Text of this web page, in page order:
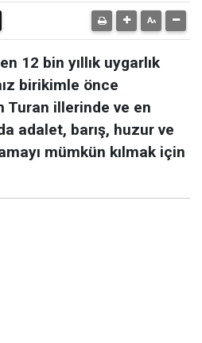
12 bin yıllık uygarlık
birikimle önce
Turan illerinde ve en
adalet, barış, huzur ve
mümkün kılmak için